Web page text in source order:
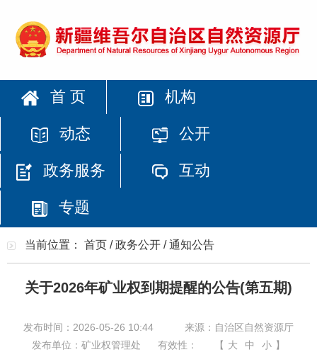
首 页 机构
动态 公开
政务服务 互动
专题
当前位置： 首页 /政务公开 /通知公告
关于2026年矿业权到期提醒的公告(第五期)
发布时间：2026-05-26 10:44
来源：自治区自然资源厅
发布单位：矿业权管理处
有效性： 【 大 中 小 】